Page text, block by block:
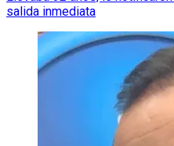
salida inmediata